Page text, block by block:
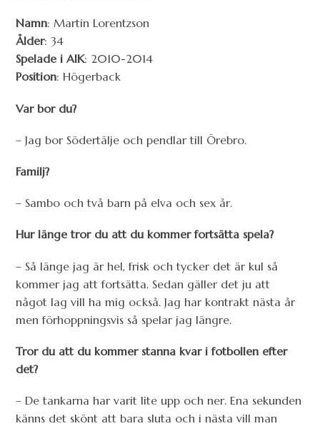
Namn: Martin Lorentzson
Ålder: 34
Spelade i AIK: 2010-2014
Position: Högerback
Var bor du?
– Jag bor Södertälje och pendlar till Örebro.
Familj?
– Sambo och två barn på elva och sex år.
Hur länge tror du att du kommer fortsätta spela?
– Så länge jag är hel, frisk och tycker det är kul så
kommer jag att fortsätta. Sedan gäller det ju att
något lag vill ha mig också. Jag har kontrakt nästa år
men förhoppningsvis så spelar jag längre.
Tror du att du kommer stanna kvar i fotbollen efter
det?
– De tankarna har varit lite upp och ner. Ena sekunden
känns det skönt att bara sluta och i nästa vill man